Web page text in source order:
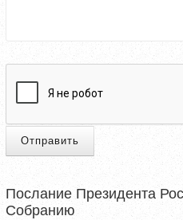
Отправить
Послание Президента
Собранию